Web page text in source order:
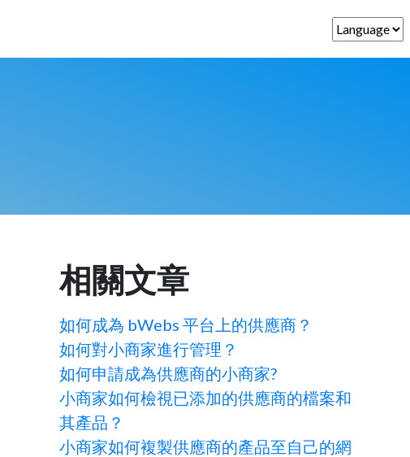
相關文章
如何成為 bWebs 平台上的供應商？
如何對小商家進行管理？
如何申請成為供應商的小商家?
小商家如何檢視已添加的供應商的檔案和
其產品？
小商家如何複製供應商的產品至自己的網